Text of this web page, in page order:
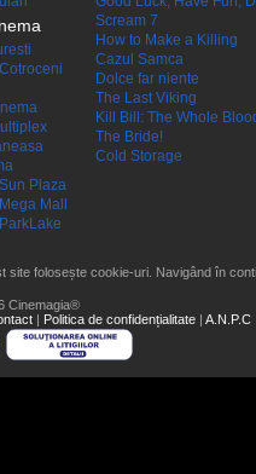
Plaza
Mall
Scream 7
How to Make a Killing
Cazul Samca
Dolce far niente
The Last Viking
Kill Bill: The Whole
The Bride!
Cold Storage
site folosește cookie-uri. Navigând în
Cinemagia®
| Politica de confidențialitate | A.N.P.C